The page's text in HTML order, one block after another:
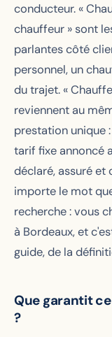
conducteur. «
chauffeur » sont
parlantes côté
personnel, un
du trajet. «
reviennent au
prestation unique
tarif fixe annoncé
déclaré, assuré et
importe le mot
recherche : vous
à Bordeaux, et
guide, de la
Que garantit
?